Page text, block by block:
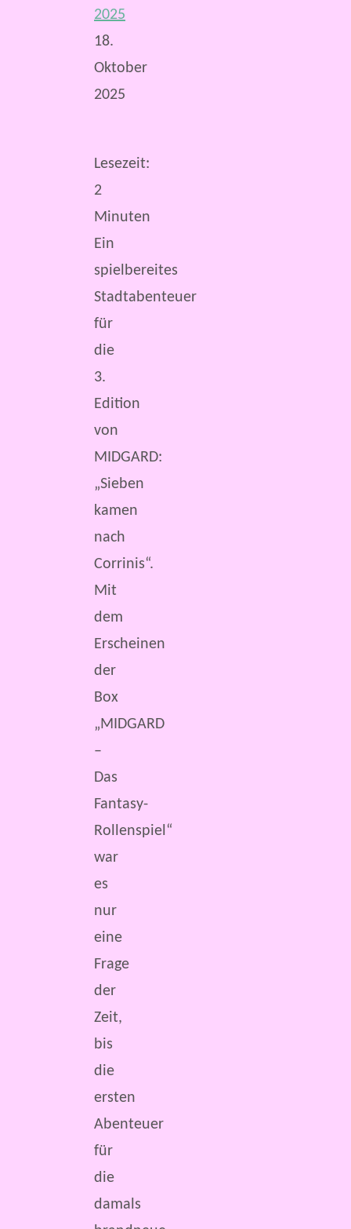
2025
18.
Oktober
2025
Lesezeit:
2
Minuten
Ein
spielbereites
Stadtabenteuer
für
die
3.
Edition
von
MIDGARD:
„Sieben
kamen
nach
Corrinis“.
Mit
dem
Erscheinen
der
Box
„MIDGARD
–
Das
Fantasy-
Rollenspiel“
war
es
nur
eine
Frage
der
Zeit,
bis
die
ersten
Abenteuer
für
die
damals